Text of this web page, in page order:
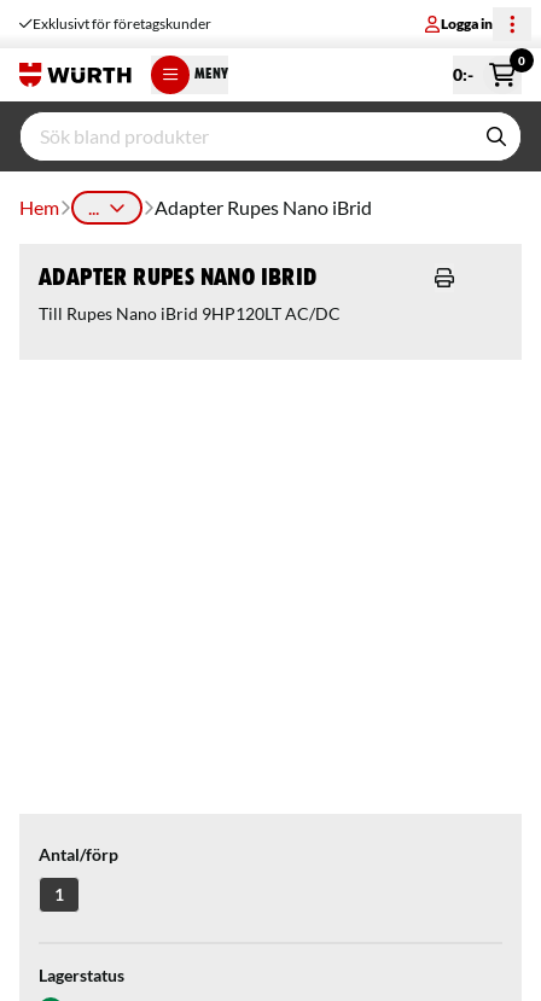
Exklusivt för företagskunder Logga in
MENY 0:-
0
Hem ... Adapter Rupes Nano iBrid
Adapter Rupes Nano iBrid
Till Rupes Nano iBrid 9HP120LT AC/DC
Antal/förp
1
Lagerstatus